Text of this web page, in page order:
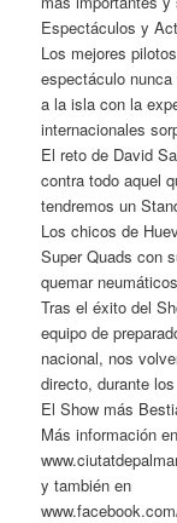
Espectáculos y
Los mejores
espectáculo
a la isla con la
internacionales
El reto de David
contra todo aquel
tendremos un
Los chicos de
Super Quads con
quemar
Tras el éxito del
equipo de
nacional, nos
directo, durante
El Show más
Más información
y también en